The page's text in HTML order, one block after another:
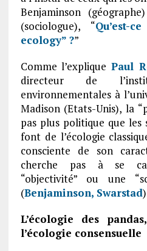
Benjaminson
(sociologue), “Qu’est-
ecology” ?”
Comme l’expliquePaul
directeur de
environnementales à
Madison (Etats-Unis), la
pas plus politique que les
font de l’écologie
consciente de son
cherche pas à se
“objectivité” ou une
(Benjaminson, Swarstad
L’écologie des
l’écologie consensuelle